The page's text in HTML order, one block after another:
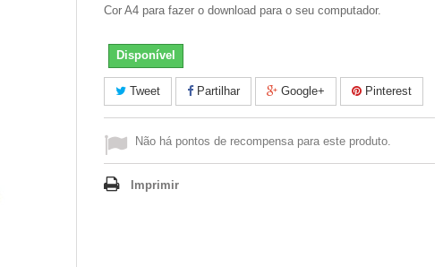
Cor A4 para fazer o download para o seu computador.
Disponível
Tweet Partilhar Google+ Pinterest
Não há pontos de recompensa para este produto.
Imprimir